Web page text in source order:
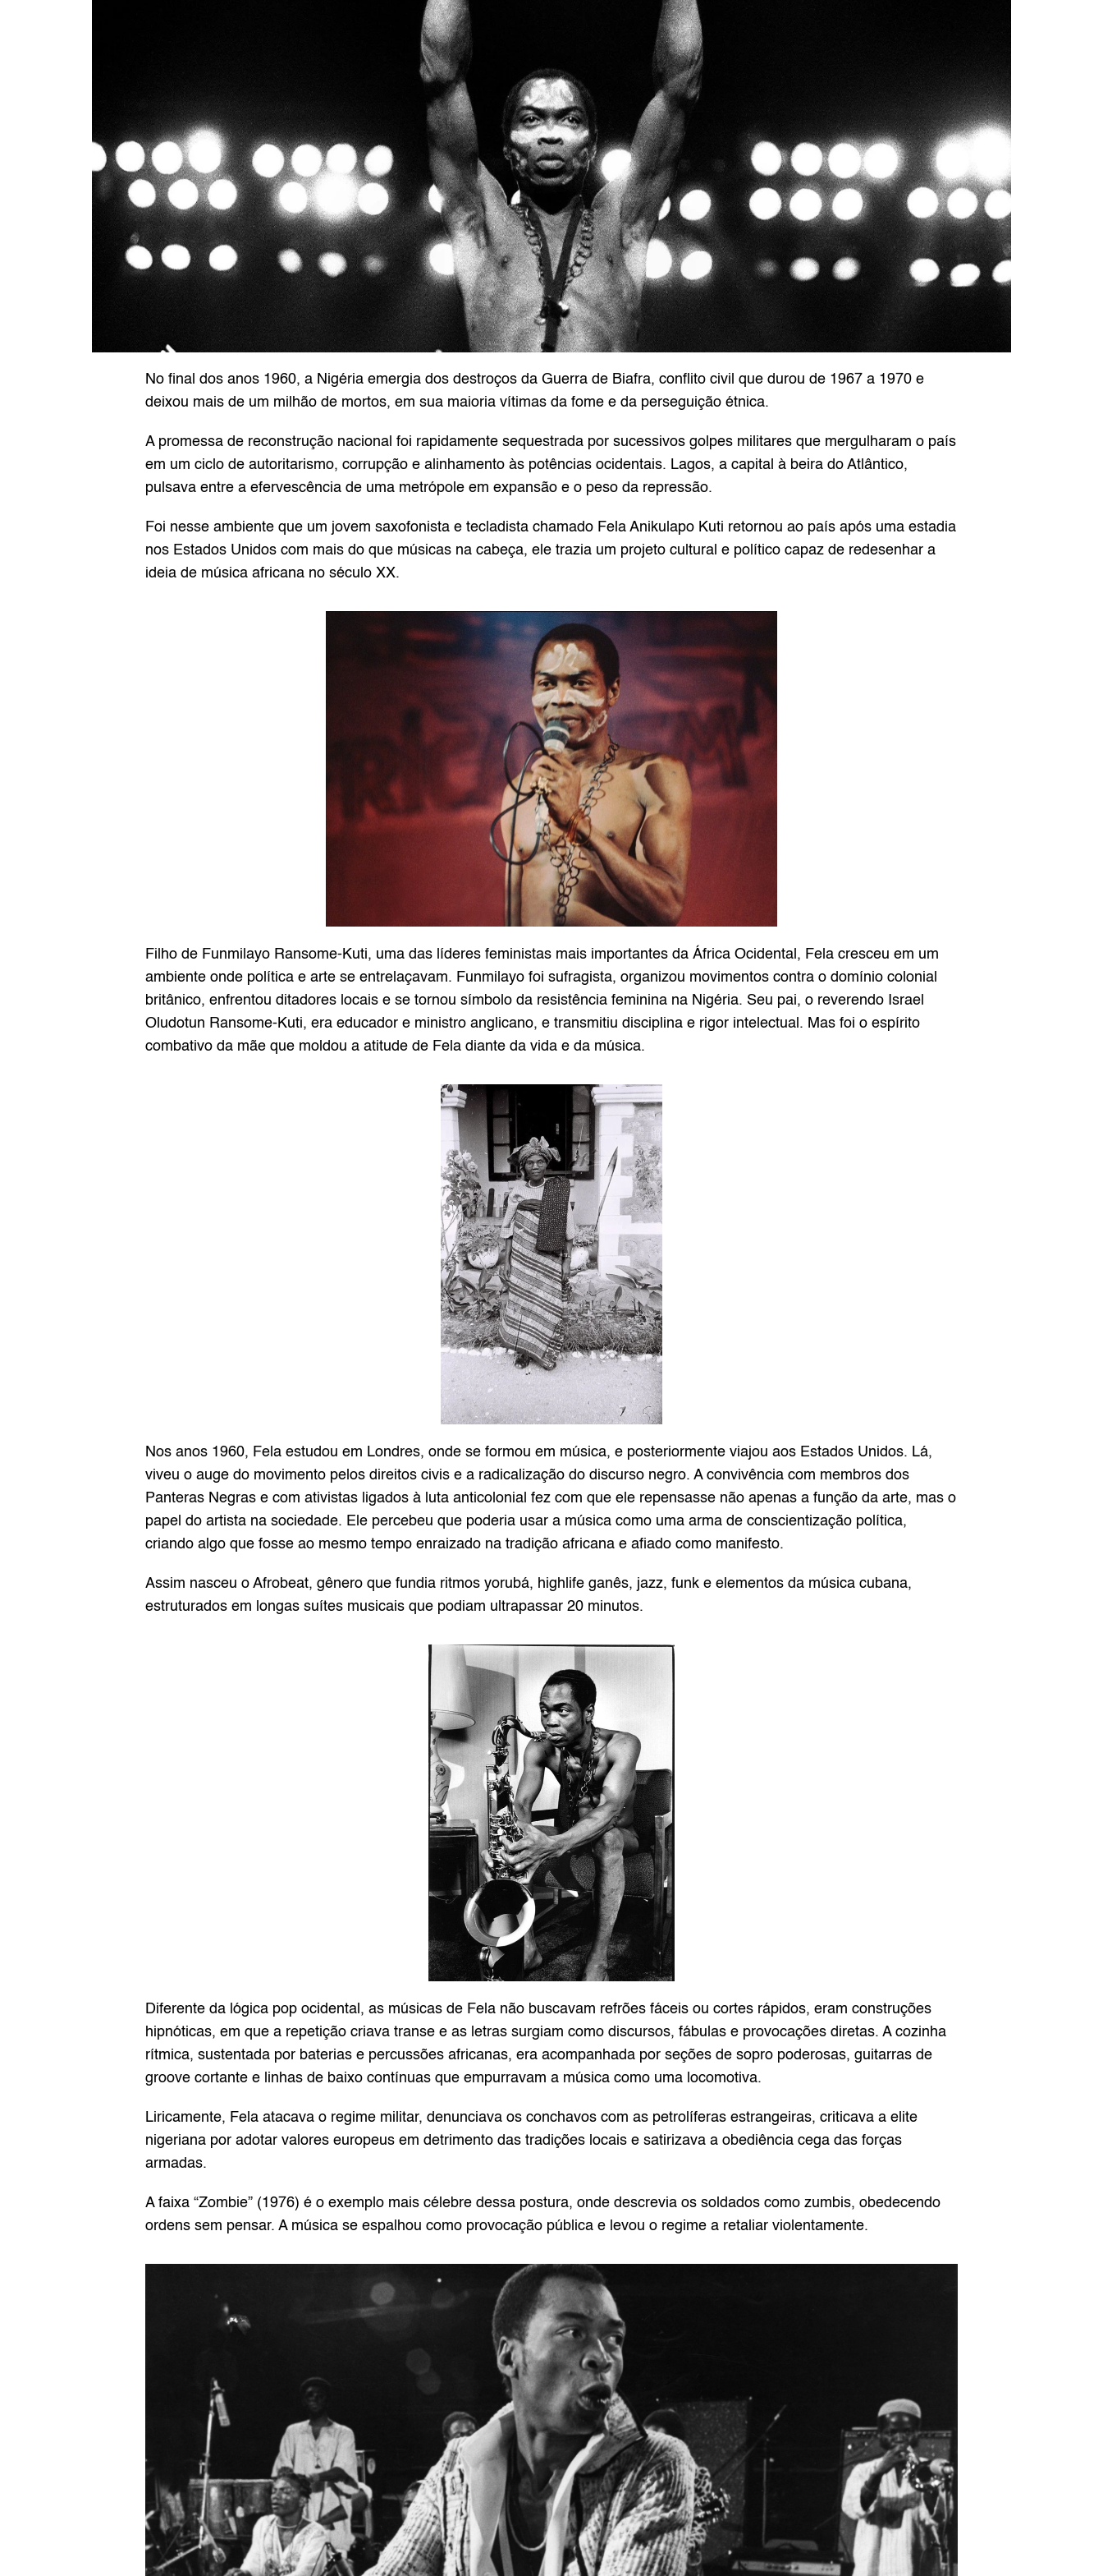
No final dos anos 1960, a Nigéria emergia dos destroços da Guerra de Biafra, conflito civil que durou de 1967 a 1970 e
deixou mais de um milhão de mortos, em sua maioria vítimas da fome e da perseguição étnica.
A promessa de reconstrução nacional foi rapidamente sequestrada por sucessivos golpes militares que mergulharam o país
em um ciclo de autoritarismo, corrupção e alinhamento às potências ocidentais. Lagos, a capital à beira do Atlântico,
pulsava entre a efervescência de uma metrópole em expansão e o peso da repressão.
Foi nesse ambiente que um jovem saxofonista e tecladista chamado Fela Anikulapo Kuti retornou ao país após uma estadia
nos Estados Unidos com mais do que músicas na cabeça, ele trazia um projeto cultural e político capaz de redesenhar a
ideia de música africana no século XX.
Filho de Funmilayo Ransome-Kuti, uma das líderes feministas mais importantes da África Ocidental, Fela cresceu em um
ambiente onde política e arte se entrelaçavam. Funmilayo foi sufragista, organizou movimentos contra o domínio colonial
britânico, enfrentou ditadores locais e se tornou símbolo da resistência feminina na Nigéria. Seu pai, o reverendo Israel
Oludotun Ransome-Kuti, era educador e ministro anglicano, e transmitiu disciplina e rigor intelectual. Mas foi o espírito
combativo da mãe que moldou a atitude de Fela diante da vida e da música.
Nos anos 1960, Fela estudou em Londres, onde se formou em música, e posteriormente viajou aos Estados Unidos. Lá,
viveu o auge do movimento pelos direitos civis e a radicalização do discurso negro. A convivência com membros dos
Panteras Negras e com ativistas ligados à luta anticolonial fez com que ele repensasse não apenas a função da arte, mas o
papel do artista na sociedade. Ele percebeu que poderia usar a música como uma arma de conscientização política,
criando algo que fosse ao mesmo tempo enraizado na tradição africana e afiado como manifesto.
Assim nasceu o Afrobeat, gênero que fundia ritmos yorubá, highlife ganês, jazz, funk e elementos da música cubana,
estruturados em longas suítes musicais que podiam ultrapassar 20 minutos.
Diferente da lógica pop ocidental, as músicas de Fela não buscavam refrões fáceis ou cortes rápidos, eram construções
hipnóticas, em que a repetição criava transe e as letras surgiam como discursos, fábulas e provocações diretas. A cozinha
rítmica, sustentada por baterias e percussões africanas, era acompanhada por seções de sopro poderosas, guitarras de
groove cortante e linhas de baixo contínuas que empurravam a música como uma locomotiva.
Liricamente, Fela atacava o regime militar, denunciava os conchavos com as petrolíferas estrangeiras, criticava a elite
nigeriana por adotar valores europeus em detrimento das tradições locais e satirizava a obediência cega das forças
armadas.
A faixa “Zombie” (1976) é o exemplo mais célebre dessa postura, onde descrevia os soldados como zumbis, obedecendo
ordens sem pensar. A música se espalhou como provocação pública e levou o regime a retaliar violentamente.